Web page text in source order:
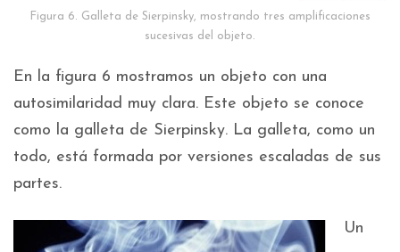
Figura 6. Galleta de Sierpinsky, mostrando tres amplificaciones
sucesivas del objeto.
En la figura 6 mostramos un objeto con una
autosimilaridad muy clara. Este objeto se conoce
como la galleta de Sierpinsky. La galleta, como un
todo, está formada por versiones escaladas de sus
partes.
Un